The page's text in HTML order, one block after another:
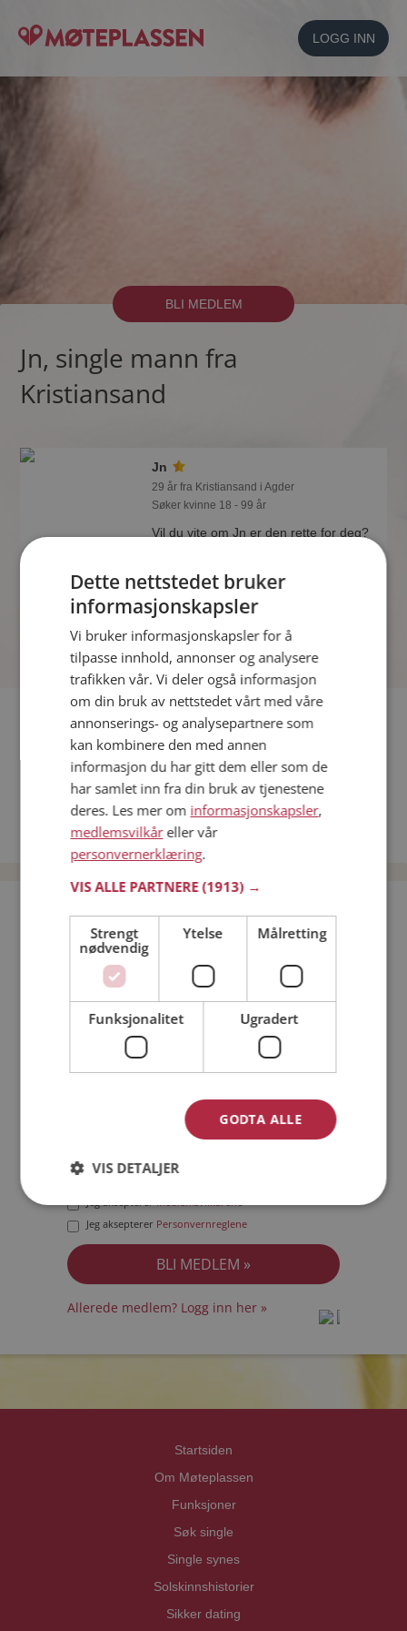
LOGG INN
BLI MEDLEM
Jn, single mann fra
Kristiansand
Jn
29 år fra Kristiansand i Agder
Søker kvinne 18 - 99 år
Vil du vite om Jn er den rette for deg?
treningsentusiast som deg selv?
Fler single
Flere singlemenn fra Kristiansand:Sander, Ramsesii
Kvinner fra Kristiansand
Date kvinner i Norge
Date menn i Norge
Bli medlem gratis!
Jeg er en: Mann Kvinne
Min alder:
Jeg akseptererMedlemsvilkårene
Jeg aksepterer Personvernreglene
Allerede medlem? Logg inn her »
Startsiden
Om Møteplassen
Funksjoner
Søk single
Single synes
Solskinnshistorier
Sikker dating
Dette nettstedet bruker
informasjonskapsler
Vi bruker informasjonskapsler for å
tilpasse innhold, annonser og analysere
trafikken vår. Vi deler også informasjon
om din bruk av nettstedet vårt med våre
annonserings- og analysepartnere som
kan kombinere den med annen
informasjon du har gitt dem eller som de
har samlet inn fra din bruk av tjenestene
deres. Les mer om informasjonskapsler,
medlemsvilkåreller vår
personvernerklæring.
VIS ALLE PARTNERE(1913) →
Strengt
nødvendig
Ytelse Målretting
Funksjonalitet Ugradert
GODTA ALLE
VIS DETALJER